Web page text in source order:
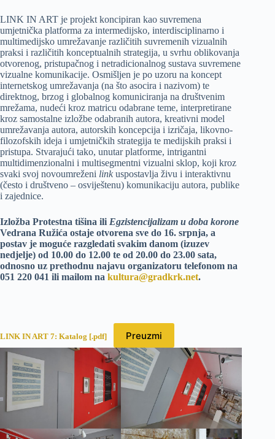
LINK IN ART je projekt koncipiran kao suvremena
umjetnička platforma za intermedijsko, interdisciplinarno i
multimedijsko umrežavanje različitih suvremenih vizualnih
praksi i različitih konceptualnih strategija, u svrhu oblikovanja
otvorenog, pristupačnog i netradicionalnog sustava suvremene
vizualne komunikacije. Osmišljen je po uzoru na koncept
internetskog umrežavanja (na što asocira i nazivom) te
direktnog, brzog i globalnog komuniciranja na društvenim
mrežama, nudeći kroz matricu odabrane teme, interpretirane
kroz samostalne izložbe odabranih autora, kreativni model
umrežavanja autora, autorskih koncepcija i izričaja, likovno-
filozofskih ideja i umjetničkih strategija te medijskih praksi i
pristupa. Stvarajući tako, unutar platforme, intrigantni
multidimenzionalni i multisegmentni vizualni sklop, koji kroz
svaki svoj novoumreženi link uspostavlja živu i interaktivnu
(često i društveno – osviještenu) komunikaciju autora, publike
i zajednice.
Izložba Protestna tišina ili Egzistencijalizam u doba korone
Vedrana Ružića ostaje otvorena sve do 16. srpnja, a
postav je moguće razgledati svakim danom (izuzev
nedjelje) od 10.00 do 12.00 te od 20.00 do 23.00 sata,
odnosno uz prethodnu najavu organizatoru telefonom na
051 220 041 ili mailom na kultura@gradkrk.net.
LINK IN ART 7: Katalog [.pdf] Preuzmi